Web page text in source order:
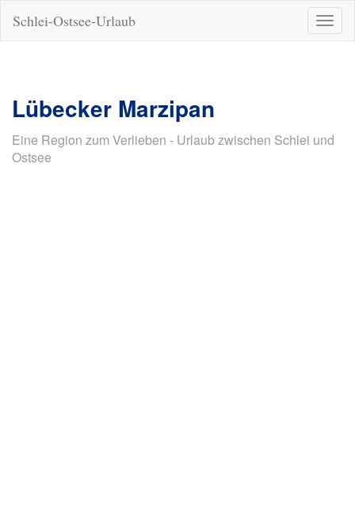
ein-/
Schlei-Ostsee-Urlaub
Lübecker Marzipan
Eine Region zum Verlieben - Urlaub zwischen Schlei und
Ostsee